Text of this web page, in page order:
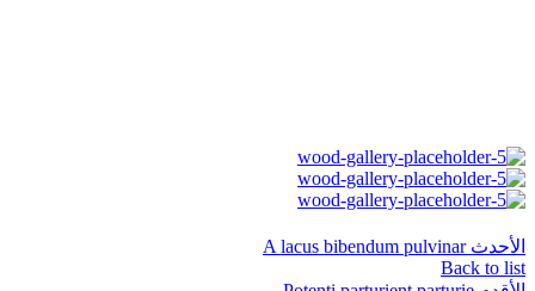
الأحدث A lacus bibendum pulvinar
Back to list